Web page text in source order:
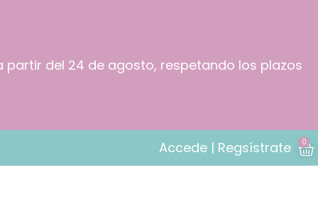
del 24 de agosto, respetando los plazos
Accede | Regsístrate 0